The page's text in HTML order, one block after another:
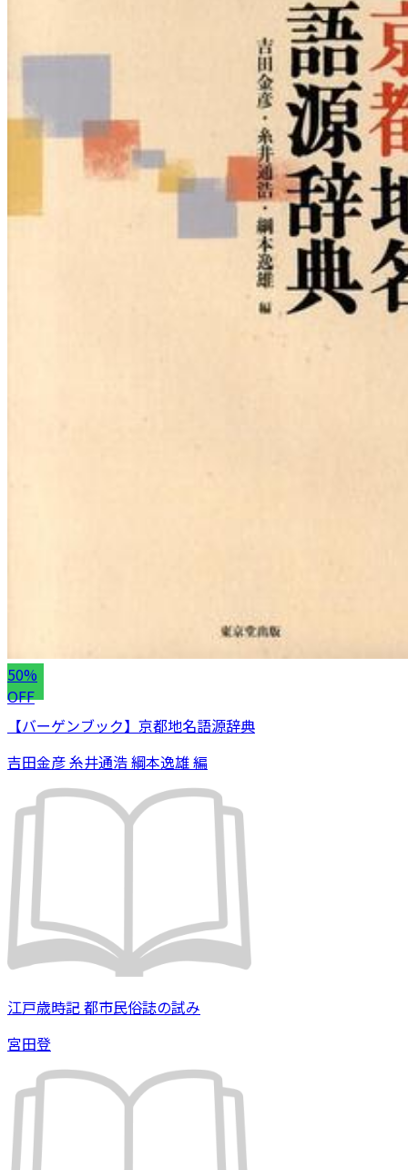
50%
OFF
【バーゲンブック】京都地名語源辞典
吉田金彦 糸井通浩 綱本逸雄 編
江戸歳時記 都市民俗誌の試み
宮田登